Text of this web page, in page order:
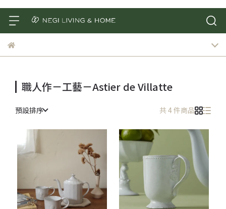
職人作－工藝－Astier de Villatte
預設排序 共 4 件商品